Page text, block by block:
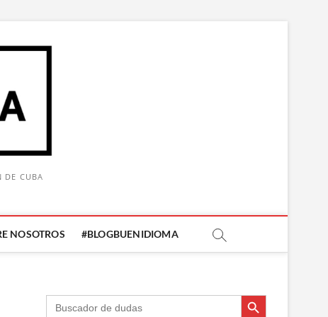
DE CUBA
NOSOTROS #BLOGBUENIDIOMA Botón de búsqueda
Buscar: Botón de búsqueda